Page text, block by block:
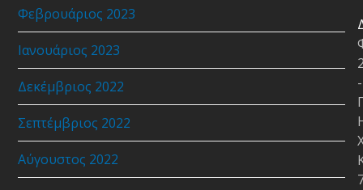
Φεβρουάριος 2023
Ιανουάριος 2023
Δεκέμβριος 2022
Σεπτέμβριος 2022
Αύγουστος 2022
-